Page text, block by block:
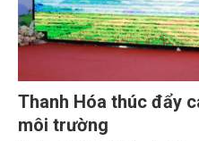
Thanh Hóa thúc đẩy
môi trường